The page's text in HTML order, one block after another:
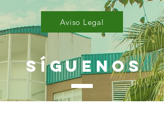
Aviso Legal
SÍGUENOS